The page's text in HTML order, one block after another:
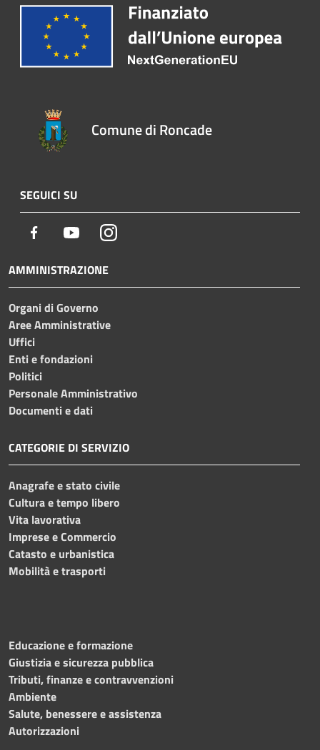
Comune di Roncade
SEGUICI SU
Facebook YoutubeInstagram
AMMINISTRAZIONE
Organi di Governo
Aree Amministrative
Uffici
Enti e fondazioni
Politici
Personale Amministrativo
Documenti e dati
CATEGORIE DI SERVIZIO
Anagrafe e stato civile
Cultura e tempo libero
Vita lavorativa
Imprese e Commercio
Catasto e urbanistica
Mobilità e trasporti
Educazione e formazione
Giustizia e sicurezza pubblica
Tributi, finanze e contravvenzioni
Ambiente
Salute, benessere e assistenza
Autorizzazioni